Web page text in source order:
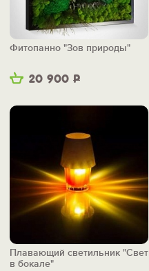
20 900 Р
Фитопанно "Зов природы"
Плавающий светильник "Свет
в бокале"